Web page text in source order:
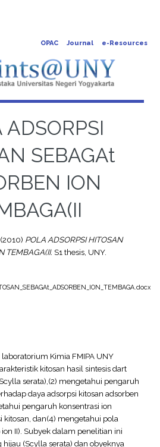
OPAC Journal e-Resources
ADSORPSI
SEBAGAt
ION
(2010) POLA ADSORPSI HITOSAN
TEMBAGA(II. S1 thesis, UNY.
Kimia FMIPA UNY
kitosan hasil sintesis dart
serata),(2) mengetahui pengaruh
daya adsorpsi kitosan adsorben
pengaruh konsentrasi ion
kitosan, dan(4) mengetahui pola
II). Subyek dalam penelitian ini
(Scylla serata) dan obyeknya